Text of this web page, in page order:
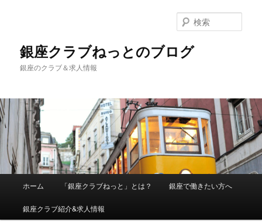
銀座クラブねっとのブログ
銀座のクラブ＆求人情報
索
メインコンテンツへ移動
ホーム 「銀座クラブねっと」とは？ 銀座で働きたい方へ
銀座クラブ紹介&求人情報